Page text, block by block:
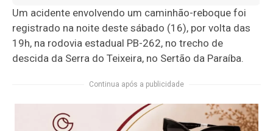
Um acidente envolvendo um caminhão-reboque foi
registrado na noite deste sábado (16), por volta das
19h, na rodovia estadual PB-262, no trecho de
descida da Serra do Teixeira, no Sertão da Paraíba.
Continua após a publicidade